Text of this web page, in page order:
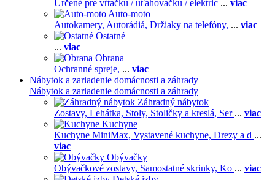
Určené pre vŕtačku / uťahovačku / elektric ... viac
Auto-moto
Autokamery, Autorádiá, Držiaky na telefóny, ... viac
Ostatné
... viac
Obrana
Ochranné spreje, ... viac
Nábytok a zariadenie domácnosti a záhrady
Nábytok a zariadenie domácnosti a záhrady
Záhradný nábytok
Zostavy, Lehátka, Stoly, Stoličky a kreslá, Ser ... viac
Kuchyne
Kuchyne MiniMax, Vystavené kuchyne, Drezy a d ...
viac
Obývačky
Obývačkové zostavy, Samostatné skrinky, Ko ... viac